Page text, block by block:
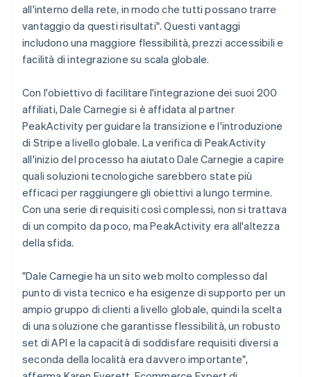
all'interno della rete, in modo che tutti possano trarre
vantaggio da questi risultati". Questi vantaggi
includono una maggiore flessibilità, prezzi accessibili e
facilità di integrazione su scala globale.
Con l'obiettivo di facilitare l'integrazione dei suoi 200
affiliati, Dale Carnegie si è affidata al partner
PeakActivity per guidare la transizione e l'introduzione
di Stripe a livello globale. La verifica di PeakActivity
all'inizio del processo ha aiutato Dale Carnegie a capire
quali soluzioni tecnologiche sarebbero state più
efficaci per raggiungere gli obiettivi a lungo termine.
Con una serie di requisiti così complessi, non si trattava
di un compito da poco, ma PeakActivity era all'altezza
della sfida.
"Dale Carnegie ha un sito web molto complesso dal
punto di vista tecnico e ha esigenze di supporto per un
ampio gruppo di clienti a livello globale, quindi la scelta
di una soluzione che garantisse flessibilità, un robusto
set di API e la capacità di soddisfare requisiti diversi a
seconda della località era davvero importante",